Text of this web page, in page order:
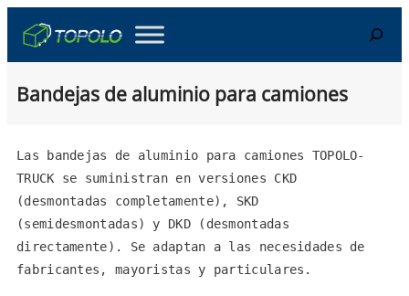
content
Search
Bandejas de aluminio para camiones
Las bandejas de aluminio para camiones TOPOLO-
TRUCK se suministran en versiones CKD
(desmontadas completamente), SKD
(semidesmontadas) y DKD (desmontadas
directamente). Se adaptan a las necesidades de
fabricantes, mayoristas y particulares.